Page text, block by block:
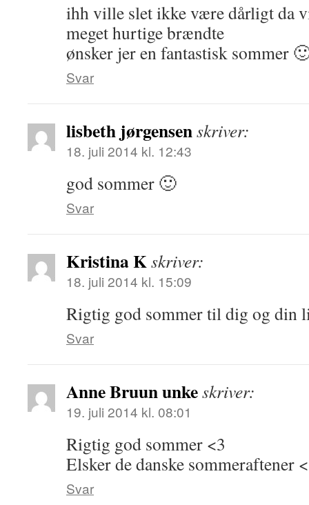
ihh ville slet ikke være dårligt da
meget hurtige brændte
ønsker jer en fantastisk sommer
Svar
lisbeth jørgensenskriver:
18. juli 2014 kl. 12:43
god sommer 🙂
Svar
Kristina Kskriver:
18. juli 2014 kl. 15:09
Rigtig god sommer til dig og din
Svar
Anne Bruun unkeskriver:
19. juli 2014 kl. 08:01
Rigtig god sommer <3
Elsker de danske sommeraftener
Svar